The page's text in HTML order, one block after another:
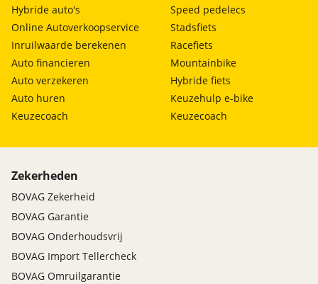
Hybride auto's
Online Autoverkoopservice
Inruilwaarde berekenen
Auto financieren
Auto verzekeren
Auto huren
Keuzecoach
Speed pedelecs
Stadsfiets
Racefiets
Mountainbike
Hybride fiets
Keuzehulp e-bike
Keuzecoach
Zekerheden
BOVAG Zekerheid
BOVAG Garantie
BOVAG Onderhoudsvrij
BOVAG Import Tellercheck
BOVAG Omruilgarantie